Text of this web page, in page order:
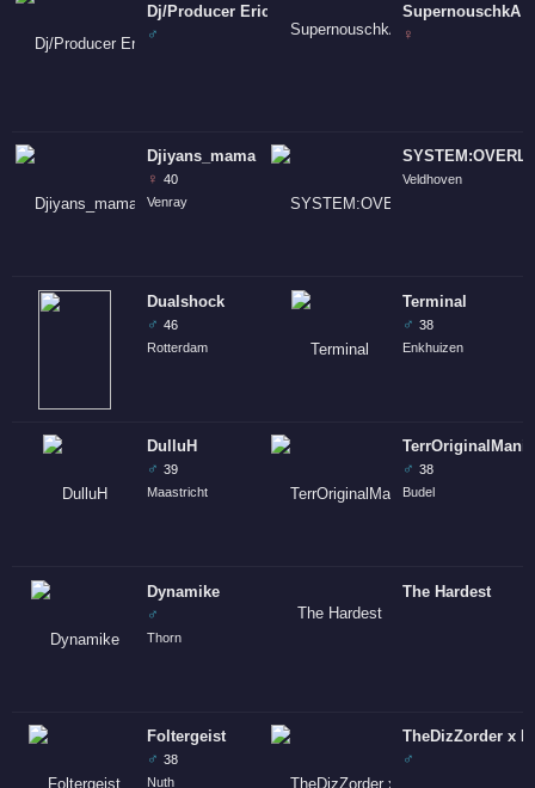
Dj/Producer Erick de Wit
♂
Djiyans_mama
♀ 40
Venray
Dualshock
♂ 46
Rotterdam
DulluH
♂ 39
Maastricht
Dynamike
♂
Thorn
Foltergeist
♂ 38
Nuth
SupernouschkA
♀
Veldhoven
Terminal
♂ 38
Enkhuizen
♂ 38
Budel
The Hardest
TheDizZorder x
♂